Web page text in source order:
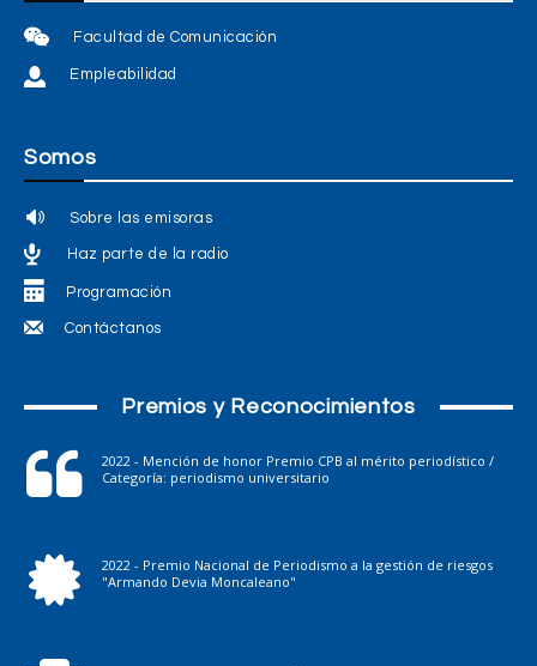
Facultad de Comunicación
Empleabilidad
Somos
Sobre las emisoras
Haz parte de la radio
Programación
Contáctanos
Premios y Reconocimientos
2022 - Mención de honor Premio CPB al mérito periodístico /
Categoría: periodismo universitario
2022 - Premio Nacional de Periodismo a la gestión de riesgos
"Armando Devia Moncaleano"